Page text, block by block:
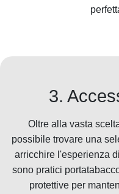
3.
Oltre alla vasta
possibile trovare una
arricchire l'esperienza
sono pratici
protettive per